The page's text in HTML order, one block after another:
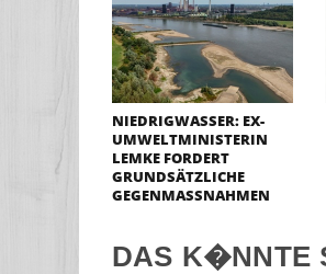
NIEDRIGWASSER: EX-
UMWELTMINISTERIN
LEMKE FORDERT
GRUNDSÄTZLICHE
GEGENMASSNAHMEN
DAS K�NNTE